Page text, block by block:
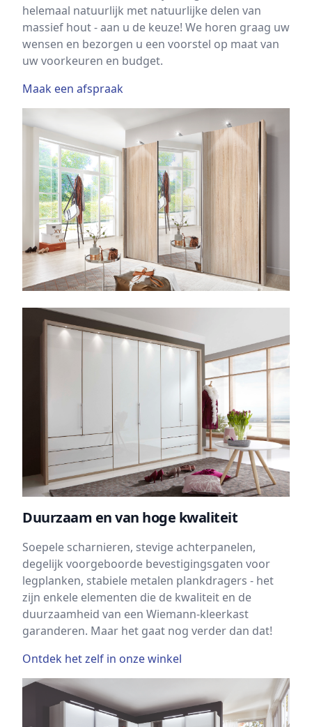
helemaal natuurlijk met natuurlijke delen van
massief hout - aan u de keuze! We horen graag uw
wensen en bezorgen u een voorstel op maat van
uw voorkeuren en budget.
Maak een afspraak
Duurzaam en van hoge kwaliteit
Soepele scharnieren, stevige achterpanelen,
degelijk voorgeboorde bevestigingsgaten voor
legplanken, stabiele metalen plankdragers - het
zijn enkele elementen die de kwaliteit en de
duurzaamheid van een Wiemann-kleerkast
garanderen. Maar het gaat nog verder dan dat!
Ontdek het zelf in onze winkel